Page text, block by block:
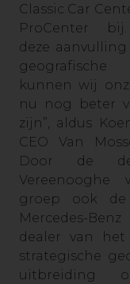
Classic Car
ProCenter
deze
geografische
kunnen wij
nu nog beter
zijn”, aldus
CEO Van
Door de
Vereenooghe
groep ook de
Mercedes-
dealer van het
strategische
uitbreiding